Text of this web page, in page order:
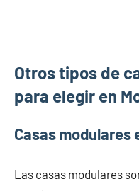
Otros tipos de
para elegir en
Casas
Las casas modulares